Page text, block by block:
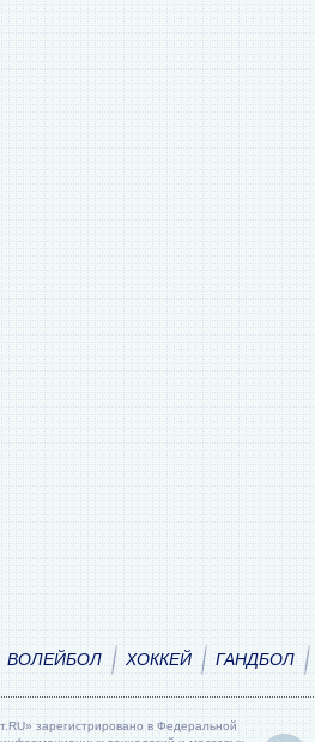
ВОЛЕЙБОЛ ХОККЕЙ ГАНДБОЛ
зарегистрировано в Федеральной